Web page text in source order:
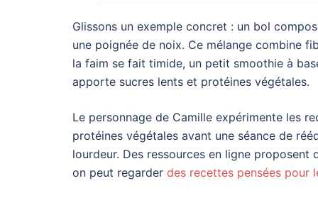
Glissons un exemple concret : un bol
une poignée de noix. Ce mélange combine
la faim se fait timide, un petit smoothie à
apporte sucres lents et protéines végétales.
Le personnage de Camille expérimente les
protéines végétales avant une séance de
lourdeur. Des ressources en ligne
on peut regarder des recettes pensées pour